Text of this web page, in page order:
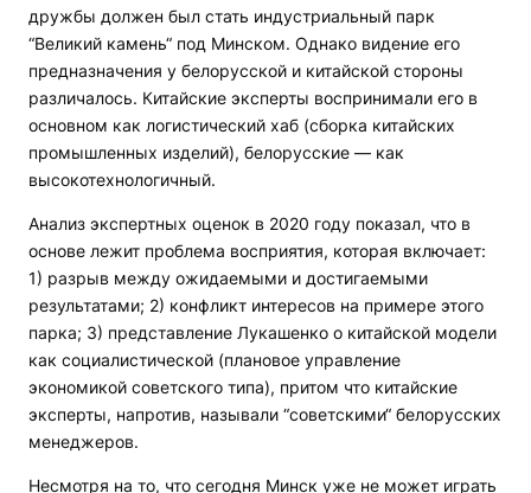
дружбы должен был стать индустриальный парк
“Великий камень“ под Минском. Однако видение его
предназначения у белорусской и китайской стороны
различалось. Китайские эксперты воспринимали его в
основном как логистический хаб (сборка китайских
промышленных изделий), белорусские — как
высокотехнологичный.
Анализ экспертных оценок в 2020 году показал, что в
основе лежит проблема восприятия, которая включает:
1) разрыв между ожидаемыми и достигаемыми
результатами; 2) конфликт интересов на примере этого
парка; 3) представление Лукашенко о китайской модели
как социалистической (плановое управление
экономикой советского типа), притом что китайские
эксперты, напротив, называли “советскими“ белорусских
менеджеров.
Несмотря на то, что сегодня Минск уже не может играть